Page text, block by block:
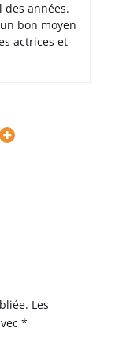
années.
bon moyen
actrices et
Les
*